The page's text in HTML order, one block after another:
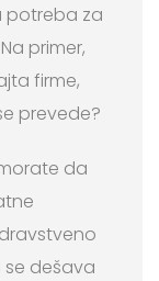
potreba za
primer,
firme,
prevede?
da
se dešava